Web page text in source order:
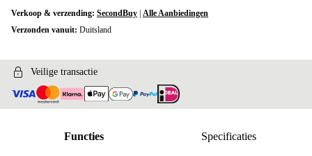
Verkoop & verzending: SecondBuy Alle Aanbiedingen
Verzonden vanuit: Duitsland
Veilige transactie
Functies Specificaties